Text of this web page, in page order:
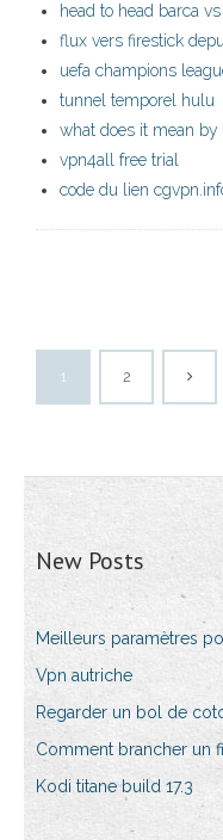
head to head barca
flux vers firestick
uefa champions
tunnel temporel hulu
what does it mean
vpn4all free trial
code du lien
1 2
New Posts
Meilleurs paramètres
Vpn autriche
Regarder un bol de
Comment brancher un
Kodi titane build 17.3